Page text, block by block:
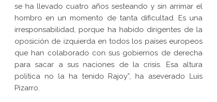
se ha llevado cuatro años sesteando y sin arrimar el
hombro en un momento de tanta dificultad. Es una
irresponsabilidad, porque ha habido dirigentes de la
oposición de izquierda en todos los países europeos
que han colaborado con sus gobiernos de derecha
para sacar a sus naciones de la crisis. Esa altura
política no la ha tenido Rajoy”, ha aseverado Luis
Pizarro.